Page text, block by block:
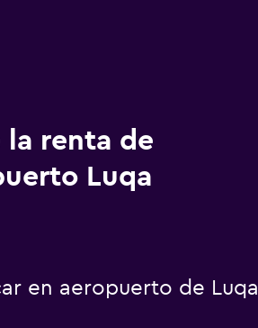
la renta de
Luqa
en aeropuerto de Luqa